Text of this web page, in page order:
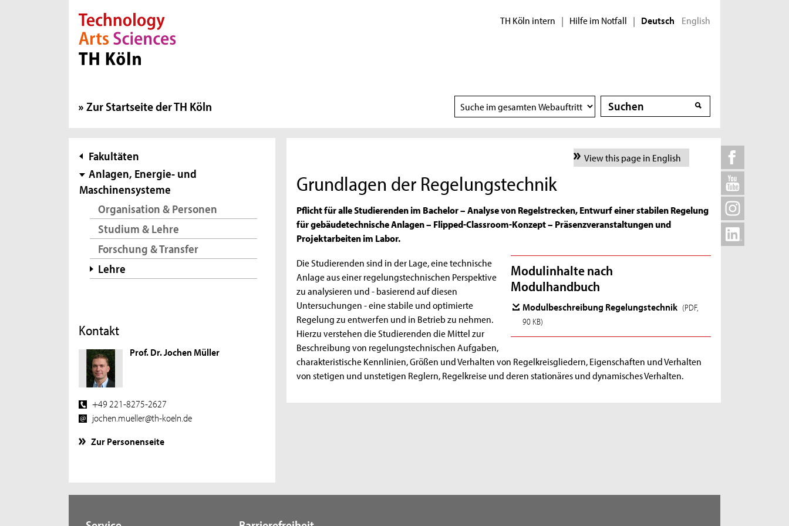
Direkt zur Hauptnavigation
Direkt zur Subnavigation
Direkt zum Inhalt
Direkt zum Fußbereich TH Köln intern | Hilfe im Notfall | Deutsch English
Zur Startseite der TH Köln
Suchbereich
wählen
Suche
Suche
Subnavigation
Fakultäten
Anlagen, Energie- und
Maschinensysteme
Organisation & Personen
Studium & Lehre
Forschung & Transfer
Lehre
Kontakt
Prof. Dr. Jochen Müller
+49 221-8275-2627
jochen.mueller@th-koeln.de
Zur Personenseite
View this page in English
Grundlagen der Regelungstechnik
Pflicht für alle Studierenden im Bachelor – Analyse von Regelstrecken, Entwurf einer stabilen Regelung
für gebäudetechnische Anlagen – Flipped-Classroom-Konzept – Präsenzveranstaltungen und
Projektarbeiten im Labor.
Modulinhalte nach
Modulhandbuch
Modulbeschreibung Regelungstechnik (PDF,
90 KB)
Die Studierenden sind in der Lage, eine technische
Anlage aus einer regelungstechnischen Perspektive
zu analysieren und - basierend auf diesen
Untersuchungen - eine stabile und optimierte
Regelung zu entwerfen und in Betrieb zu nehmen.
Hierzu verstehen die Studierenden die Mittel zur
Beschreibung von regelungstechnischen Aufgaben,
charakteristische Kennlinien, Größen und Verhalten von Regelkreisgliedern, Eigenschaften und Verhalten
von stetigen und unstetigen Reglern, Regelkreise und deren stationäres und dynamisches Verhalten.